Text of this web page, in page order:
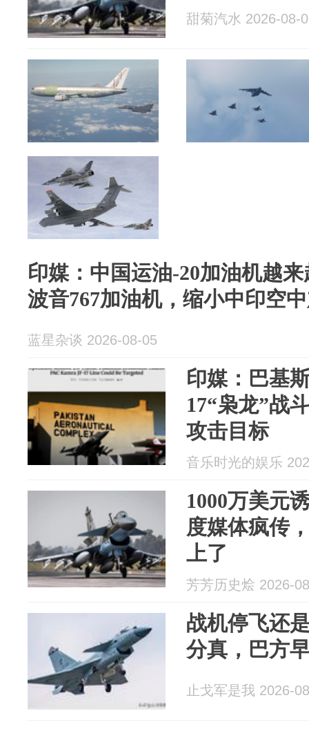
甜菊汽水 2026-08-
印媒：中国运油-20加油机越
波音767加油机，缩小中印空
蓝星杂谈 2026-08-05
印媒：巴基
17“枭龙”战
攻击目标
音乐时光的娱乐
1000万美元
度媒体疯传
上了
芳芳历史烩 2026-
战机停飞还
分真，巴方
止戈军是我 2026-